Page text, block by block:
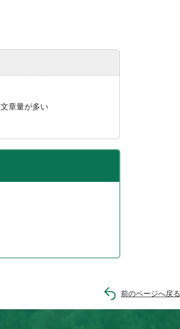
文章量が多い
前のページへ戻る